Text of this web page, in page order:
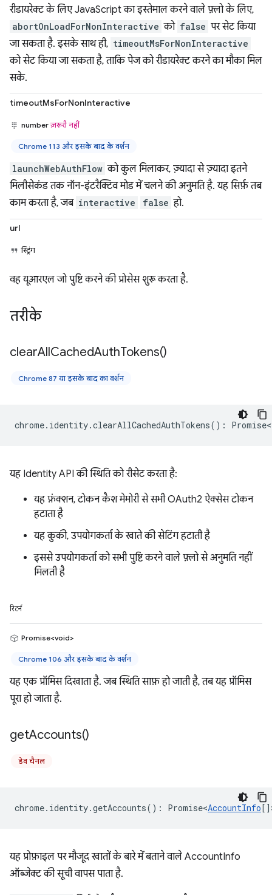
रीडायरेक्ट के लिए JavaScript का इस्तेमाल करने वाले फ़्लो के लिए,
abortOnLoadForNonInteractive को false पर सेट किया
जा सकता है. इसके साथ ही, timeoutMsForNonInteractive
को सेट किया जा सकता है, ताकि पेज को रीडायरेक्ट करने का मौका मिल
सके.
timeoutMsForNonInteractive
numberज़रूरी नहीं
Chrome 113 और इसके बाद के वर्शन
launchWebAuthFlow को कुल मिलाकर, ज़्यादा से ज़्यादा इतने
मिलीसेकंड तक नॉन-इंटरैक्टिव मोड में चलने की अनुमति है. यह सिर्फ़ तब
काम करता है, जब interactive false हो.
url
स्ट्रिंग
वह यूआरएल जो पुष्टि करने की प्रोसेस शुरू करता है.
तरीके
clearAllCachedAuthTokens()
Chrome 87 या इसके बाद का वर्शन
chrome. identity.clearAllCachedAuthTokens() :
यह Identity API की स्थिति को रीसेट करता है:
यह फ़ंक्शन, टोकन कैश मेमोरी से सभी OAuth2 ऐक्सेस टोकन
हटाता है
यह कुकी, उपयोगकर्ता के खाते की सेटिंग हटाती है
इससे उपयोगकर्ता को सभी पुष्टि करने वाले फ़्लो से अनुमति नहीं
मिलती है
रिटर्न
Promise<void>
Chrome 106 और इसके बाद के वर्शन
यह एक प्रॉमिस दिखाता है. जब स्थिति साफ़ हो जाती है, तब यह प्रॉमिस
पूरा हो जाता है.
getAccounts()
डेव चैनल
chrome. identity.getAccounts() : Promise<AccountInfo[]
यह प्रोफ़ाइल पर मौजूद खातों के बारे में बताने वाले AccountInfo
ऑब्जेक्ट की सूची वापस पाता है.